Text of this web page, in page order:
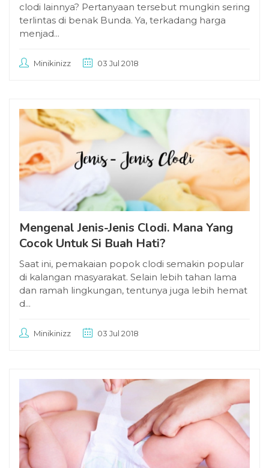
clodi lainnya? Pertanyaan tersebut mungkin sering
terlintas di benak Bunda. Ya, terkadang harga
menjad...
Minikinizz 03 Jul 2018
Mengenal Jenis-Jenis Clodi. Mana Yang
Cocok Untuk Si Buah Hati?
Saat ini, pemakaian popok clodi semakin popular
di kalangan masyarakat. Selain lebih tahan lama
dan ramah lingkungan, tentunya juga lebih hemat
d...
Minikinizz 03 Jul 2018